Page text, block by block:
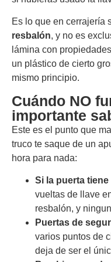
Es lo que en cerrajería
resbalón, y no es
lámina con
un plástico de cierto
mismo principio.
Cuándo NO
importante
Este es el punto que
truco te saque de un
hora para nada:
Si la puerta
vueltas de llave
resbalón, y
Puertas de
varios puntos de
deja de ser el